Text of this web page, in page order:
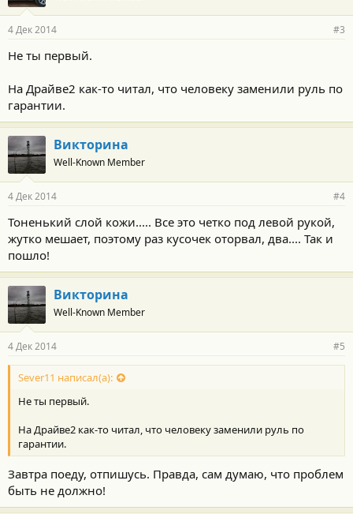
4 Дек 2014 #3
Не ты первый.
На Драйве2 как-то читал, что человеку заменили руль по
гарантии.
Викторина
Well-Known Member
4 Дек 2014 #4
Тоненький слой кожи..... Все это четко под левой рукой,
жутко мешает, поэтому раз кусочек оторвал, два.... Так и
пошло!
Викторина
Well-Known Member
4 Дек 2014 #5
Sever11 написал(а):
Не ты первый.
На Драйве2 как-то читал, что человеку заменили руль по
гарантии.
Завтра поеду, отпишусь. Правда, сам думаю, что проблем
быть не должно!